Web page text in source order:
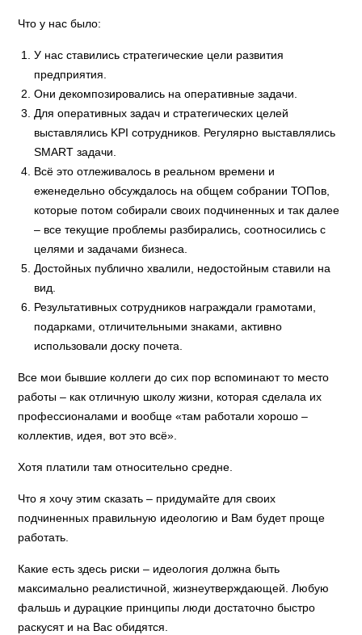
Что у нас было:
У нас ставились стратегические цели развития
предприятия.
Они декомпозировались на оперативные задачи.
Для оперативных задач и стратегических целей
выставлялись KPI сотрудников. Регулярно выставлялись
SMART задачи.
Всё это отлеживалось в реальном времени и
еженедельно обсуждалось на общем собрании ТОПов,
которые потом собирали своих подчиненных и так далее
– все текущие проблемы разбирались, соотносились с
целями и задачами бизнеса.
Достойных публично хвалили, недостойным ставили на
вид.
Результативных сотрудников награждали грамотами,
подарками, отличительными знаками, активно
использовали доску почета.
Все мои бывшие коллеги до сих пор вспоминают то место
работы – как отличную школу жизни, которая сделала их
профессионалами и вообще «там работали хорошо –
коллектив, идея, вот это всё».
Хотя платили там относительно средне.
Что я хочу этим сказать – придумайте для своих
подчиненных правильную идеологию и Вам будет проще
работать.
Какие есть здесь риски – идеология должна быть
максимально реалистичной, жизнеутверждающей. Любую
фальшь и дурацкие принципы люди достаточно быстро
раскусят и на Вас обидятся.